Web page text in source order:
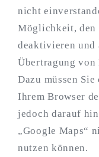
nicht
Möglichkeit, den
deaktivieren und
Übertragung von
Dazu müssen
Ihrem Browser
jedoch darauf
„Google Maps“
nutzen können.